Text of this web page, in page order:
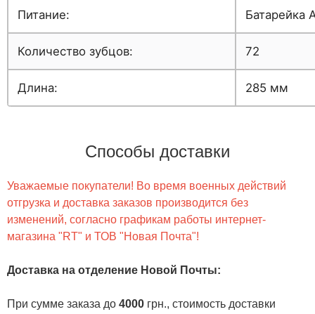
Питание: Батарейка
Количество зубцов: 72
Длина: 285 мм
Способы доставки
Уважаемые покупатели! Во время военных действий
отгрузка и доставка заказов производится без
изменений, согласно графикам работы интернет-
магазина "RT" и ТОВ "Новая Почта"!
Доставка на отделение Новой Почты:
При сумме заказа до 4000 грн., стоимость доставки